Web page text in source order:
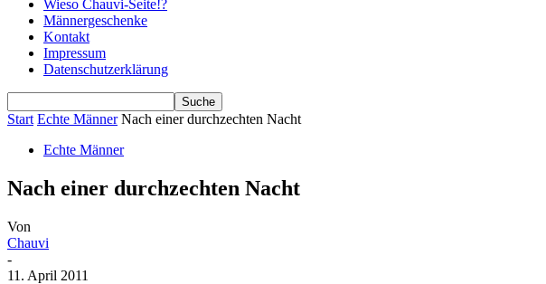
Wieso Chauvi-Seite!?
Männergeschenke
Kontakt
Impressum
Datenschutzerklärung
Start Echte Männer Nach einer durchzechten Nacht
Echte Männer
Nach einer durchzechten Nacht
Von
Chauvi
-
11. April 2011